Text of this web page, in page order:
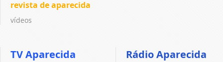
revista de aparecida
vídeos
TV Aparecida Rádio Aparecida